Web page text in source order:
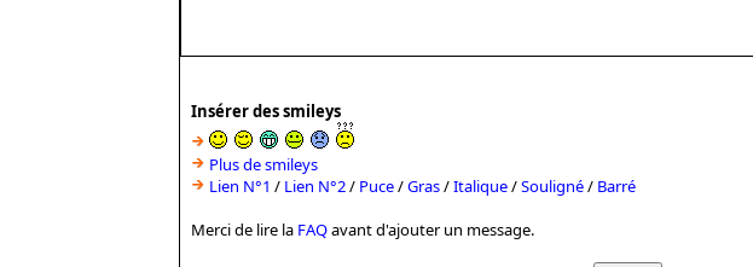
Insérer des smileys
Plus de smileys
Lien N°1 / Lien N°2/ Puce/Gras/Italique/Souligné/ Barré
Merci de lire la FAQavant d'ajouter un message.